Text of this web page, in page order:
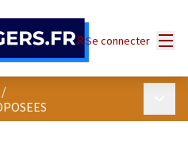
Se connecter
/